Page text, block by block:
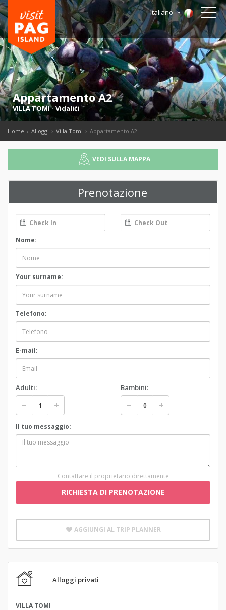
Italiano
Appartamento A2
VILLA TOMI- Vidalići
Home Alloggi Villa Tomi Appartamento A2
VEDI SULLA MAPPA
Prenotazione
Nome:
Your surname:
Telefono:
E-mail:
Adulti: Bambini:
Il tuo messaggio:
Contattare il proprietario direttamente
RICHIESTA DI PRENOTAZIONE
AGGIUNGI AL TRIP PLANNER
Alloggi privati
VILLA TOMI